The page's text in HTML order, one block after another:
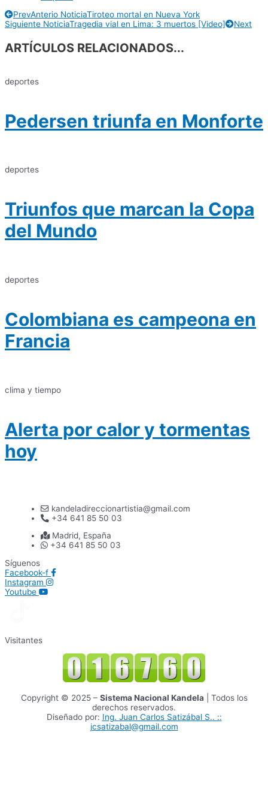
PrevAnterio NoticiaTiroteo mortal en Nueva York
Siguiente NoticiaTragedia vial en Lima: 3 muertos [Video] Next
ARTÍCULOS RELACIONADOS...
deportes
Pedersen triunfa en Monforte
deportes
Triunfos que marcan la Copa
del Mundo
deportes
Colombiana es campeona en
Francia
clima y tiempo
Alerta por calor y tormentas
hoy
kandeladireccionartistia@gmail.com
+34 641 85 50 03
Madrid, España
+34 641 85 50 03
Síguenos
Facebook-f
Instagram
Youtube
Visitantes
Copyright © 2025 – Sistema Nacional Kandela| Todos los
derechos reservados.
Diseñado por: Ing. Juan Carlos Satizábal S.. ::
jcsatizabal@gmail.com